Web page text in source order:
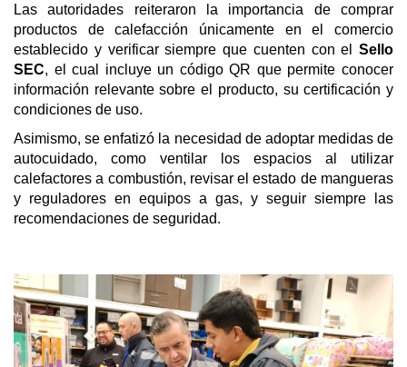
Las autoridades reiteraron la importancia de comprar
productos de calefacción únicamente en el comercio
establecido y verificar siempre que cuenten con el Sello
SEC, el cual incluye un código QR que permite conocer
información relevante sobre el producto, su certificación y
condiciones de uso.
Asimismo, se enfatizó la necesidad de adoptar medidas de
autocuidado, como ventilar los espacios al utilizar
calefactores a combustión, revisar el estado de mangueras
y reguladores en equipos a gas, y seguir siempre las
recomendaciones de seguridad.